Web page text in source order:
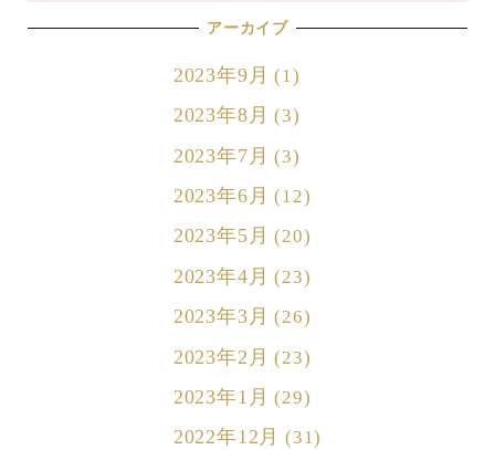
アーカイブ
2023年9月 (1)
2023年8月 (3)
2023年7月 (3)
2023年6月 (12)
2023年5月 (20)
2023年4月 (23)
2023年3月 (26)
2023年2月 (23)
2023年1月 (29)
2022年12月 (31)